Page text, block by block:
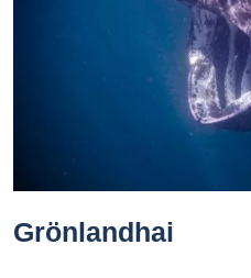
Grönlandhai